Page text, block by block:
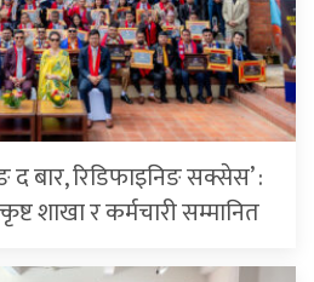
बार, रिडिफाइनिङ सक्सेस’ :
शाखा र कर्मचारी सम्मानित